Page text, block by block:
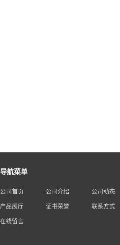
导航菜单
公司首页 公司介绍 公司动态
产品展厅 证书荣誉 联系方式
在线留言